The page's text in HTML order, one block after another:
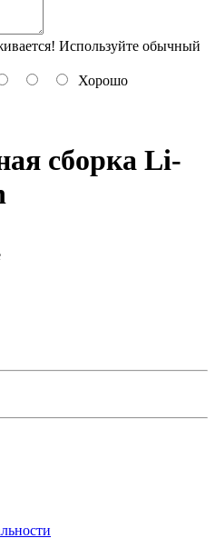
Используйте обычный
Хорошо
сборка Li-